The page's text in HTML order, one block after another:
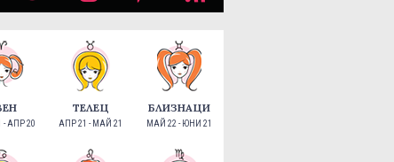
- АПР 20
ТЕЛЕЦ
АПР 21 - МАЙ 21
БЛИЗНАЦИ
МАЙ 22 - ЮНИ 21